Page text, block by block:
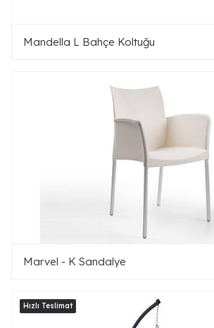
Mandella L Bahçe Koltuğu
Marvel - K Sandalye